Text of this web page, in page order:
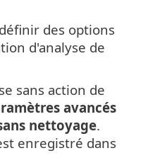
des options
d'analyse de
sans action de
avancés
nettoyage.
enregistré dans